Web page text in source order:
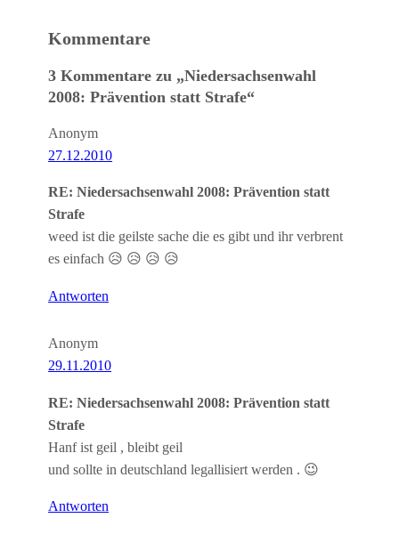
Kommentare
3 Kommentare zu „Niedersachsenwahl
2008: Prävention statt Strafe“
Anonym
27.12.2010
RE: Niedersachsenwahl 2008: Prävention statt
Strafe
weed ist die geilste sache die es gibt und ihr verbrent
es einfach 😥 😥 😥 😥
Antworten
Anonym
29.11.2010
RE: Niedersachsenwahl 2008: Prävention statt
Strafe
Hanf ist geil , bleibt geil
und sollte in deutschland legallisiert werden . 😉
Antworten